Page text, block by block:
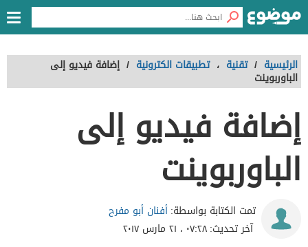
الرئيسية / تقنية ، تطبيقات الكترونية / إضافة فيديو إلى
الباوربوينت
إضافة فيديو إلى
الباوربوينت
تمت الكتابة بواسطة:أفنان أبو مفرح
آخر تحديث:٠٧:٢٨ ، ٢١ مارس ٢٠١٧